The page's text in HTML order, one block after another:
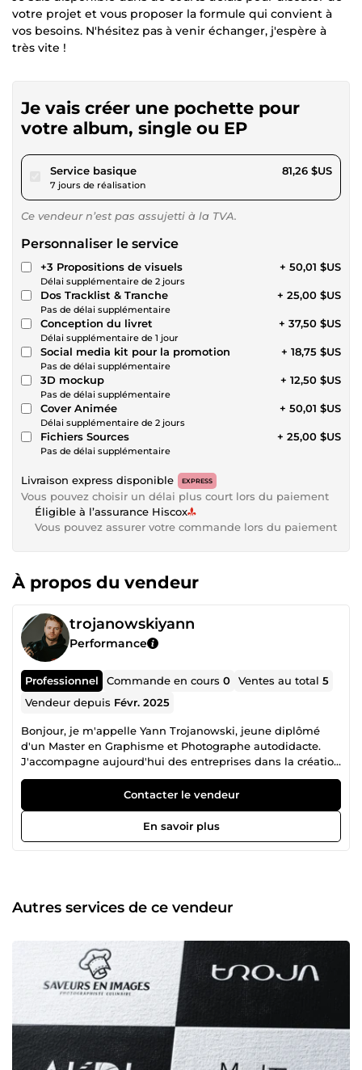
votre projet et vous proposer la formule qui convient à
vos besoins. N'hésitez pas à venir échanger, j'espère à
très vite !
Je vais créer une pochette pour
votre album, single ou EP
Service basiquepour 74,89 $US
7 jours de réalisation
81,26 $US
Ce vendeur n’est pas assujetti à la TVA.
Personnaliser le service
+3 Propositions de visuels
Délai supplémentaire de 2 jours
+ 50,01 $US
Dos Tracklist & Tranche
Pas de délai supplémentaire
+ 25,00 $US
Conception du livret
Délai supplémentaire de 1 jour
+ 37,50 $US
Social media kit pour la promotion
Pas de délai supplémentaire
+ 18,75 $US
3D mockup
Pas de délai supplémentaire
+ 12,50 $US
Cover Animée
Délai supplémentaire de 2 jours
+ 50,01 $US
Fichiers Sources
Pas de délai supplémentaire
+ 25,00 $US
Livraison express disponible EXPRESS
Vous pouvez choisir un délai plus court lors du paiement
Éligible à l’assurance Hiscox
Vous pouvez assurer votre commande lors du paiement
À propos du vendeur
trojanowskiyann
Performance
Professionnel Commande en cours0 Ventes au total5
Vendeur depuis Févr. 2025
Bonjour, je m'appelle Yann Trojanowski, jeune diplômé
d'un Master en Graphisme et Photographe autodidacte.
J'accompagne aujourd'hui des entreprises dans la création
de visuels, je les aide à développer leur présence en ligne
et je les épaule dans la valorisation de leur image auprès
de leur clientèle. C'est par passion pour le graphisme et la
photographie que je me suis tourné vers ce milieu, et c'est
avec tout ce sentiment et toute ma détermination que je
Contacter le vendeur
En savoir plus
Autres services de ce vendeur